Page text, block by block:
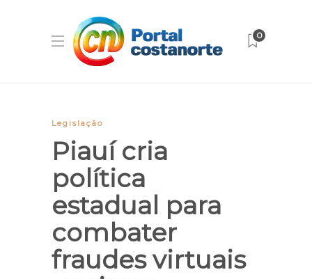
0
Legislação
Piauí cria
política
estadual para
combater
fraudes virtuais